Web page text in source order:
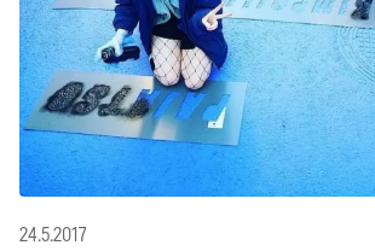
24.5.2017